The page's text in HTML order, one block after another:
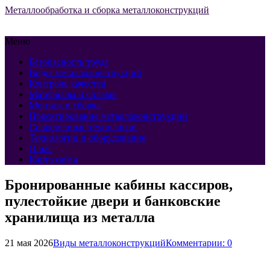
Металлообработка и сборка металлоконструкций
Меню
Безопасность труда
Виды металлоконструкций
Контроль качества
Материалы и сплавы
Монтаж и сборка
Проектирование металлоконструкций
Современные технологии
Технологии и оборудование
О нас
Карта сайта
Бронированные кабины кассиров,
пулестойкие двери и банковские
хранилища из металла
21 мая 2026Виды металлоконструкцийКомментарии: 0